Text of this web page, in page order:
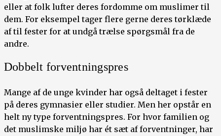
eller at folk lufter deres fordomme om muslimer til
dem. For eksempel tager flere gerne deres tørklæde
af til fester for at undgå trælse spørgsmål fra de
andre.
Dobbelt forventningspres
Mange af de unge kvinder har også deltaget i fester
på deres gymnasier eller studier. Men her opstår en
helt ny type forventningspres. For hvor familien og
det muslimske miljø har ét sæt af forventninger, har